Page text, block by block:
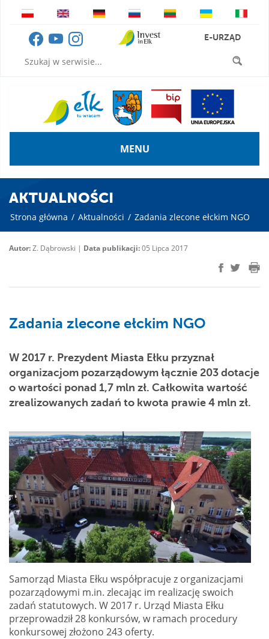
E-URZĄD
MENU
AKTUALNOŚCI
Strona główna / Aktualności / Zadania zlecone ełckim NGO
Autor:Z. Dąbrowski | Data publikacji:05 Lipca 2017
Zadania zlecone ełckim NGO
W 2017 r. Prezydent Miasta Ełku przyznał
organizacjom pozarządowym łącznie 203 dotacje
o wartości ponad 1,7 mln zł. Całkowita wartość
zrealizowanych zadań to kwota prawie 4 mln zł.
Samorząd Miasta Ełku współpracuje z organizacjami
pozarządowymi m.in. zlecając im realizację swoich
zadań statutowych. W 2017 r. Urząd Miasta Ełku
przeprowadził 28 konkursów, w ramach procedury
konkursowej złożono 243 oferty.